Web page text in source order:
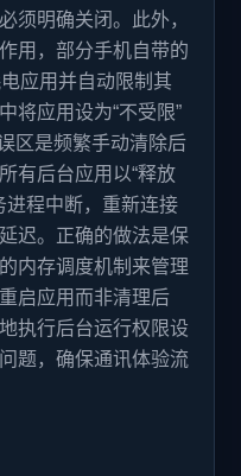
须明确关闭。此外，
用，部分手机自带的
应用并自动限制其
将应用设为“不受限”
区是频繁手动清除后
有后台应用以“释放
进程中断，重新连接
迟。正确的做法是保
内存调度机制来管理
启应用而非清理后
执行后台运行权限设
题，确保通讯体验流